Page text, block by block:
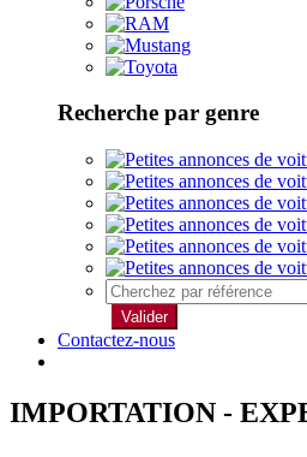
Recherche par genre
Valider
Contactez-nous
IMPORTATION -